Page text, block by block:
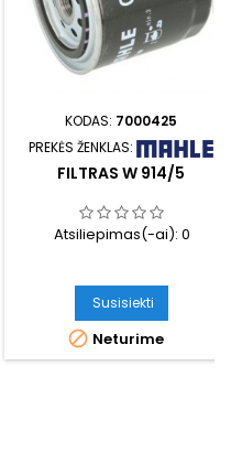
KODAS: 7000425
PREKĖS ŽENKLAS:
FILTRAS W 914/5
Atsiliepimas(-ai): 0
Susisiekti
 Neturime